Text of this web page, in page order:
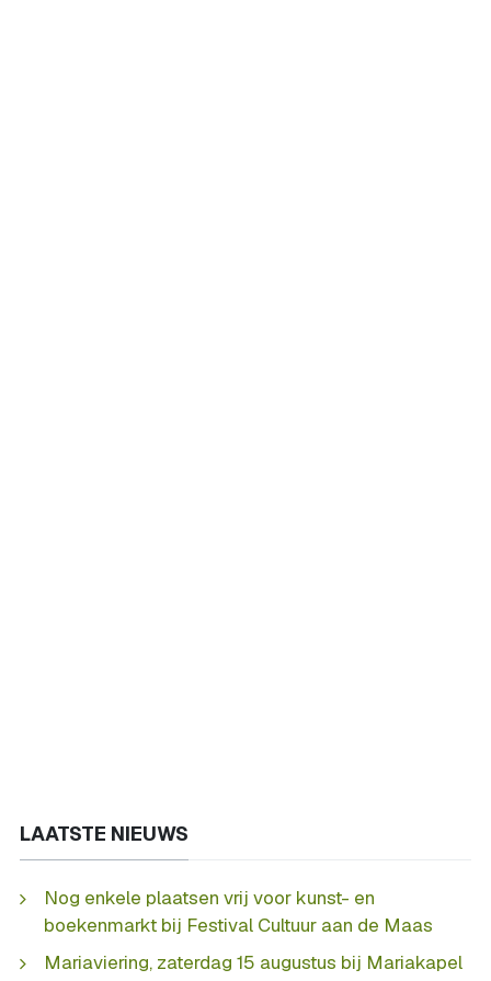
LAATSTE NIEUWS
Nog enkele plaatsen vrij voor kunst- en
boekenmarkt bij Festival Cultuur aan de Maas
Mariaviering, zaterdag 15 augustus bij Mariakapel